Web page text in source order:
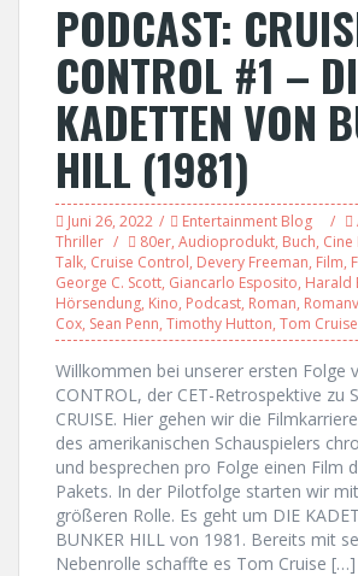
PODCAST:
CONTROL #1 –
KADETTEN VON
HILL (1981)
Juni 26, 2022 Entertainment Blog
Thriller
80er, Audioprodukt, Buch,
Talk, Cruise Control, Devery Freeman, Film,
George C. Scott, Giancarlo Esposito, Harald
Hörsendung, Kino, Podcast, Roman,
Cox, Sean Penn, Timothy Hutton, Tom Cruise
Willkommen bei unserer ersten Folge
CONTROL, der CET-Retrospektive zu
CRUISE. Hier gehen wir die Filmkarriere
des amerikanischen Schauspielers
und besprechen pro Folge einen Film
Pakets. In der Pilotfolge starten wir
größeren Rolle. Es geht um DIE
BUNKER HILL von 1981. Bereits mit
Nebenrolle schaffte es Tom Cruise […]